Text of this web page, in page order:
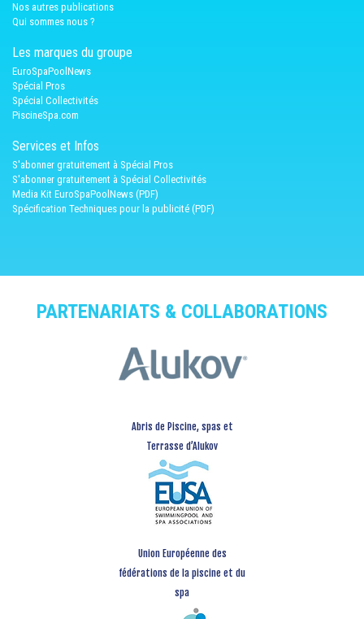
Nos autres publications
Qui sommes nous ?
Les marques du groupe
EuroSpaPoolNews
Spécial Pros
Spécial Collectivités
PiscineSpa.com
Services et Infos
S'abonner gratuitement à Spécial Pros
S'abonner gratuitement à Spécial Collectivités
Media Kit EuroSpaPoolNews (PDF)
Spécification Techniques pour la publicité (PDF)
PARTENARIATS & COLLABORATIONS
Abris de Piscine, spas et
Terrasse d’Alukov
Union Européenne des
fédérations de la piscine et du
spa